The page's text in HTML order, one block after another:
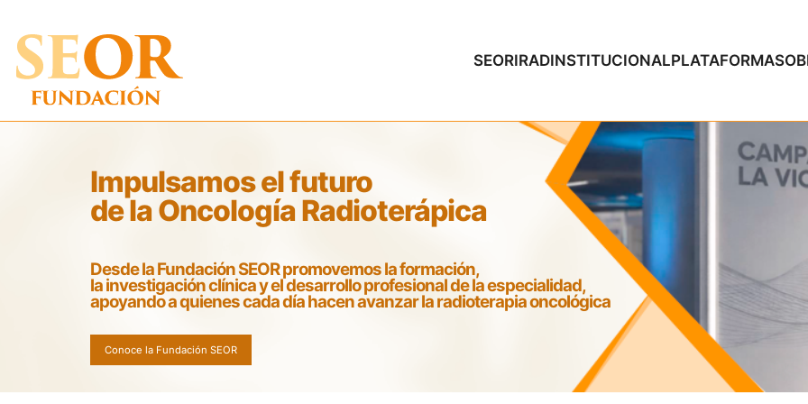
al
contenido
SEORIRADINSTITUCIONALPLATAFORMAS
Impulsamos el futuro
de la Oncología Radioterápica
Desde la Fundación SEOR promovemos la formación,
la investigación clínica y el desarrollo profesional de la especialidad,
apoyando a quienes cada día hacen avanzar la radioterapia oncológica
Conoce la Fundación SEOR
Descubre nuestras líneas de trabajo